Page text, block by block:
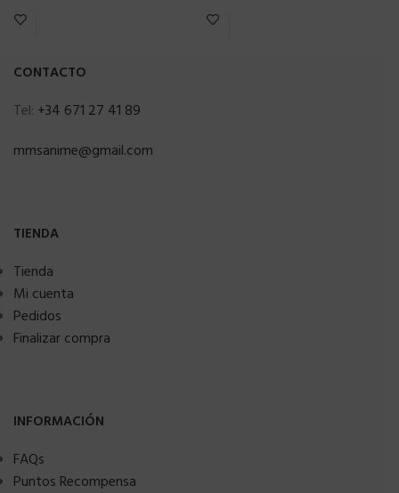
CONTACTO
Tel: +34 671 27 41 89
mmsanime@gmail.com
TIENDA
Tienda
Mi cuenta
Pedidos
Finalizar compra
INFORMACIÓN
FAQs
Puntos Recompensa